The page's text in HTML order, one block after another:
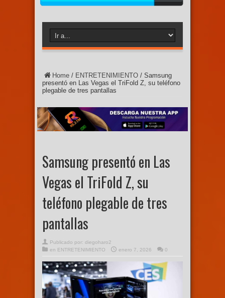
Home / ENTRETENIMIENTO / Samsung
presentó en Las Vegas el TriFold Z, su teléfono
plegable de tres pantallas
Samsung presentó en Las
Vegas el TriFold Z, su
teléfono plegable de tres
pantallas
Publicado por: diegoharo2
en ENTRETENIMIENTO enero 7, 2026 0